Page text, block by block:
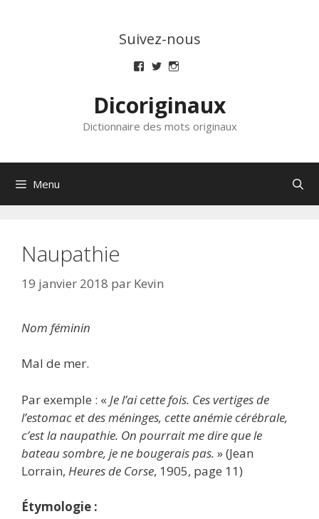
Suivez-nous
Voir
de
dicoriginaux
sur
Facebook
Voir
de
dicoriginaux
sur
Twitter
de
dicoriginaux
sur
Instagram
Dicoriginaux
Dictionnaire des mots originaux
Menu
Naupathie
19 janvier 2018 par Kevin
Nom féminin
Mal de mer.
Par exemple : « Je l’ai cette fois. Ces vertiges de
l’estomac et des méninges, cette anémie cérébrale,
c’est la naupathie. On pourrait me dire que le
bateau sombre, je ne bougerais pas. » (Jean
Lorrain, Heures de Corse, 1905, page 11)
Étymologie :